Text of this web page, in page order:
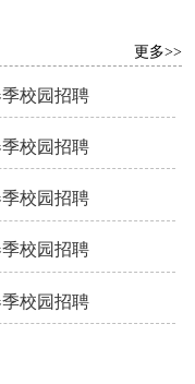
更多>>
校园招聘
校园招聘
校园招聘
校园招聘
校园招聘